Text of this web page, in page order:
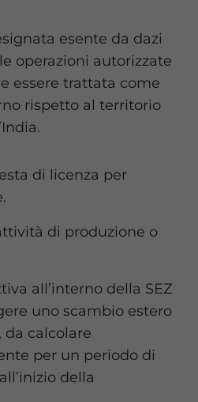
esente da dazi
operazioni autorizzate
essere trattata come
rispetto al territorio
di licenza per
di produzione o
all’interno della SEZ
uno scambio estero
da calcolare
per un periodo di
della